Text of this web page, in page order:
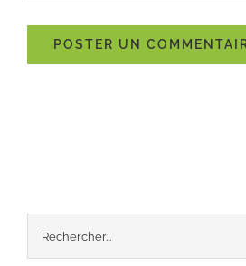
Rechercher: